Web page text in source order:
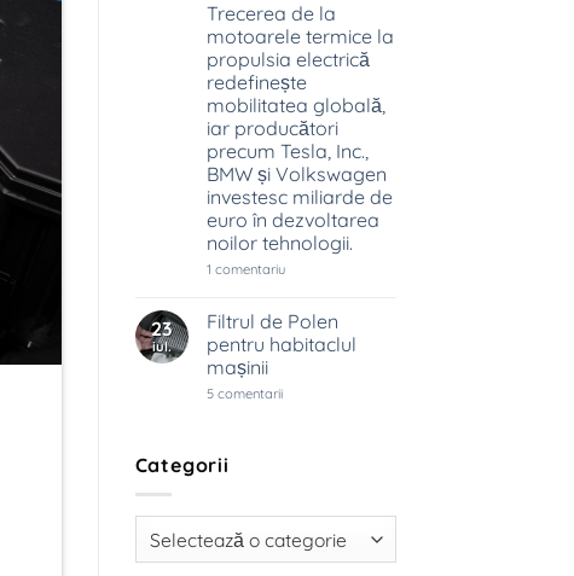
schimbă
industria
auto
Trecerea de la
motoarele termice la
propulsia electrică
redefinește
mobilitatea globală,
iar producători
precum Tesla, Inc.,
BMW și Volkswagen
investesc miliarde de
euro în dezvoltarea
noilor tehnologii.
1 comentariula
trece
prin
cea
la
motoarele
termice
la
23
iul.
Filtrul de Polen
pentru habitaclul
mașinii
5 comentariila
Categorii
Categorii